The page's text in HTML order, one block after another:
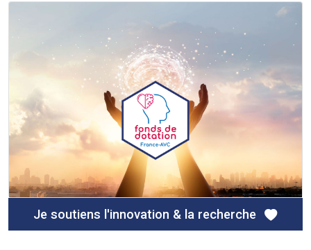
Je soutiens l'innovation & la recherche